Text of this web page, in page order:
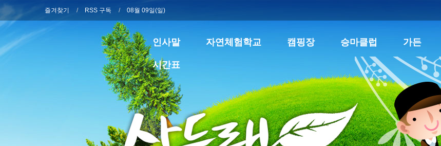
즐겨찾기 RSS 구독 08월 09일(일)
인사말 자연체험학교 캠핑장 승마클럽 가든
시간표